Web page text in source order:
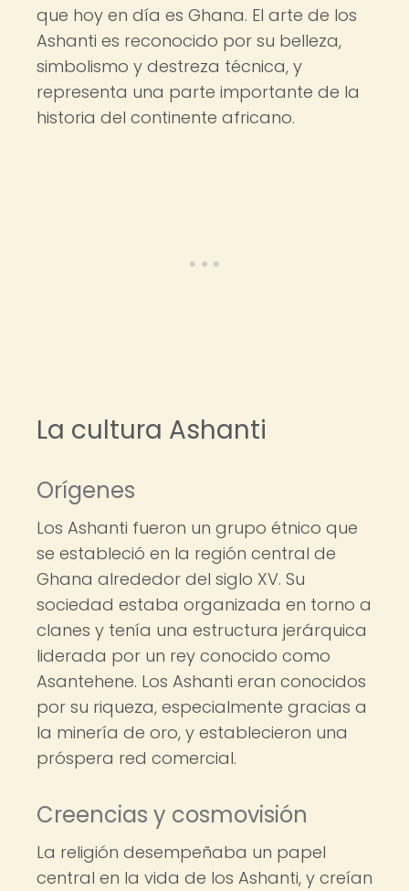
que hoy en día es Ghana. El arte de los
Ashanti es reconocido por su belleza,
simbolismo y destreza técnica, y
representa una parte importante de la
historia del continente africano.
La cultura Ashanti
Orígenes
Los Ashanti fueron un grupo étnico que
se estableció en la región central de
Ghana alrededor del siglo XV. Su
sociedad estaba organizada en torno a
clanes y tenía una estructura jerárquica
liderada por un rey conocido como
Asantehene. Los Ashanti eran conocidos
por su riqueza, especialmente gracias a
la minería de oro, y establecieron una
próspera red comercial.
Creencias y cosmovisión
La religión desempeñaba un papel
central en la vida de los Ashanti, y creían